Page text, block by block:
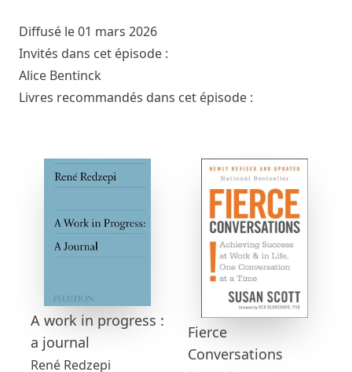
Diffusé le 01 mars 2026
Invités dans cet épisode :
Alice Bentinck
Livres recommandés dans cet épisode :
A work in progress :
a journal
René Redzepi
Fierce
Conversations
Livres les plus recommandés
Prix littéraires